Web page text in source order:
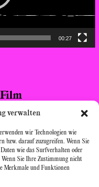
verwalten
wir Technologien wie
bzw. darauf zuzugreifen. Wenn Sie
wie das Surfverhalten oder
Wenn Sie Ihre Zustimmung nicht
Merkmale und Funktionen
00:27
Film
76
5908546
film.de